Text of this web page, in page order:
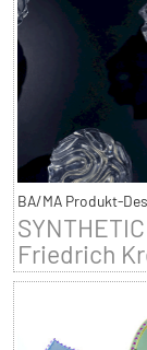
BA/MA Produkt-
Friedrich